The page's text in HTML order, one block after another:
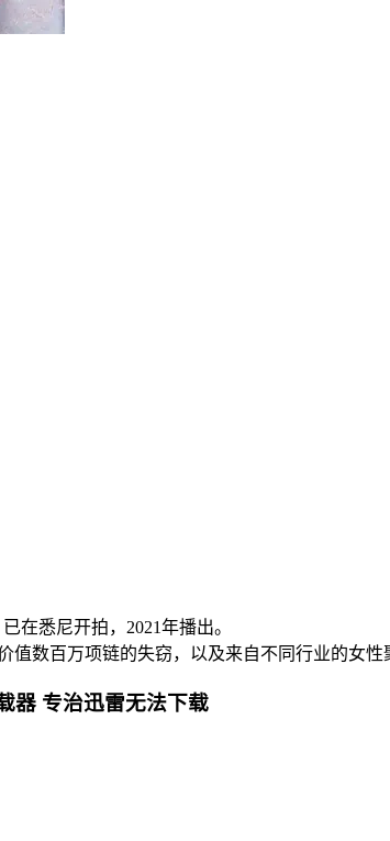
在悉尼开拍，2021年播出。
百万项链的失窃，以及来自不同行业的女性
器 专治迅雷无法下载